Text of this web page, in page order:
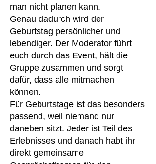
man nicht planen kann.
Genau dadurch wird der
Geburtstag persönlicher und
lebendiger. Der Moderator führt
euch durch das Event, hält die
Gruppe zusammen und sorgt
dafür, dass alle mitmachen
können.
Für Geburtstage ist das besonders
passend, weil niemand nur
daneben sitzt. Jeder ist Teil des
Erlebnisses und danach habt ihr
direkt gemeinsame